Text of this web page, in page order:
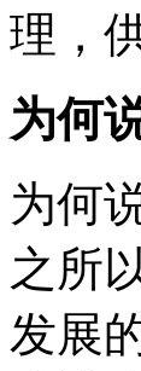
理，
为何
为何
之所
发展